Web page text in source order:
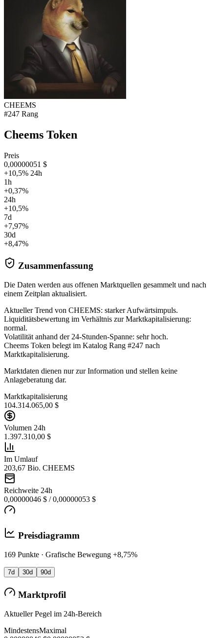
CHEEMS
#247 Rang
Cheems Token
Preis
0,00000051 $
+10,5% 24h
1h
+0,37%
24h
+10,5%
7d
+7,97%
30d
+8,47%
Zusammenfassung
Die Daten werden aus offenen Marktquellen gesammelt und nach
einem Zeitplan aktualisiert.
Aktueller Trend von CHEEMS: starker Aufwärtsimpuls.
Liquiditätsbewertung im Verhältnis zur Marktkapitalisierung:
normal.
Volatilität anhand der 24-Stunden-Spanne: sehr hoch.
Cheems Token belegt im Katalog Rang #247 nach
Marktkapitalisierung.
Marktdaten dienen nur zur Information und stellen keine
Anlageberatung dar.
Marktkapitalisierung
104.314.065,00 $
Volumen 24h
1.397.310,00 $
Im Umlauf
203,67 Bio. CHEEMS
Reichweite 24h
0,00000046 $ / 0,00000053 $
Preisdiagramm
169 Punkte · Grafische Bewegung +8,75%
7d 30d 90d
Marktprofil
Aktueller Pegel im 24h-Bereich
MindestensMaximal